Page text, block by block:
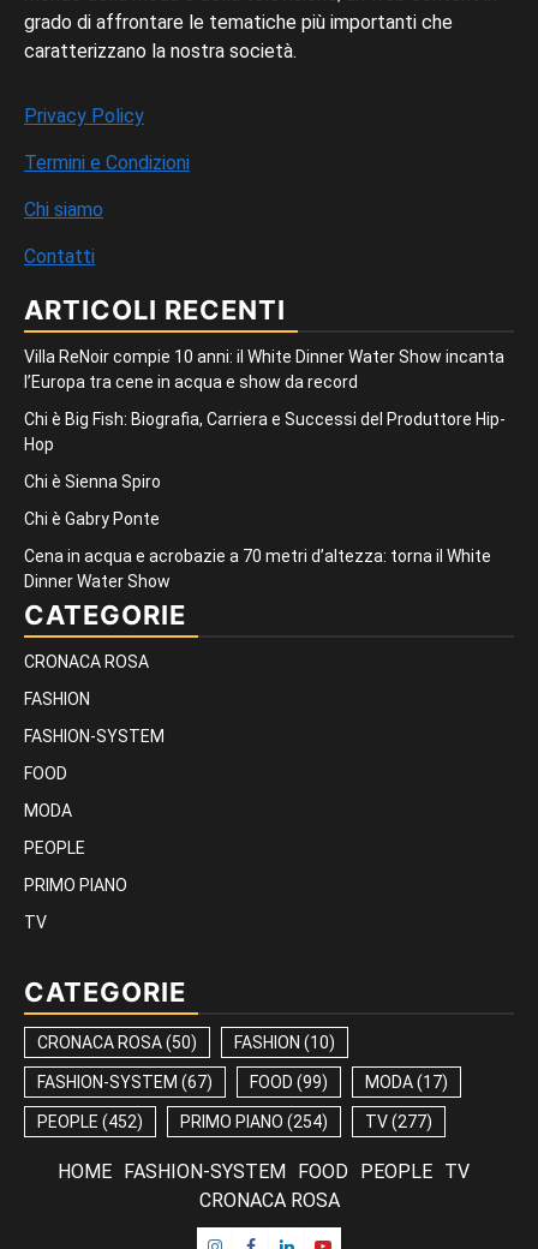
grado di affrontare le tematiche più importanti che
caratterizzano la nostra società.
Privacy Policy
Termini e Condizioni
Chi siamo
Contatti
ARTICOLI RECENTI
Villa ReNoir compie 10 anni: il White Dinner Water Show incanta
l’Europa tra cene in acqua e show da record
Chi è Big Fish: Biografia, Carriera e Successi del Produttore Hip-
Hop
Chi è Sienna Spiro
Chi è Gabry Ponte
Cena in acqua e acrobazie a 70 metri d’altezza: torna il White
Dinner Water Show
CATEGORIE
CRONACA ROSA
FASHION
FASHION-SYSTEM
FOOD
MODA
PEOPLE
PRIMO PIANO
TV
CATEGORIE
CRONACA ROSA(50) FASHION (10)
FASHION-SYSTEM (67) FOOD (99) MODA(17)
PEOPLE (452) PRIMO PIANO (254) TV(277)
HOME FASHION-SYSTEM FOOD PEOPLE
TV
CRONACA ROSA
Instagram
Facebook
LinkedinYoutube